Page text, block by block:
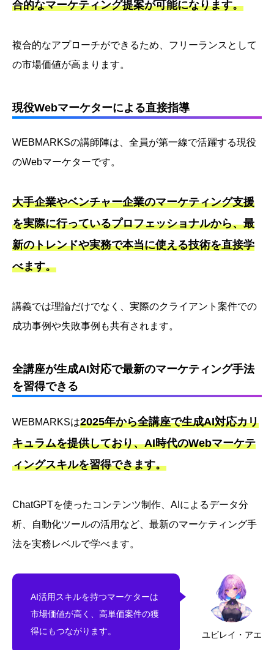
合的なマーケティング提案が可能になります。
複合的なアプローチができるため、フリーランスとして
の市場価値が高まります。
現役Webマーケターによる直接指導
WEBMARKSの講師陣は、全員が第一線で活躍する現役
のWebマーケターです。
大手企業やベンチャー企業のマーケティング支援
を実際に行っているプロフェッショナルから、最
新のトレンドや実務で本当に使える技術を直接学
べます。
講義では理論だけでなく、実際のクライアント案件での
成功事例や失敗事例も共有されます。
全講座が生成AI対応で最新のマーケティング手法
を習得できる
WEBMARKSは2025年から全講座で生成AI対応カリ
キュラムを提供しており、AI時代のWebマーケテ
ィングスキルを習得できます。
ChatGPTを使ったコンテンツ制作、AIによるデータ分
析、自動化ツールの活用など、最新のマーケティング手
法を実務レベルで学べます。
ユビレイ・アエ
AI活用スキルを持つマーケターは
市場価値が高く、高単価案件の獲
得にもつながります。